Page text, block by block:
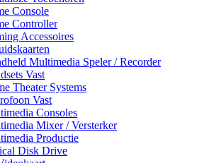
Console
Controller
Accessoires
Multimedia Speler / Recorder
Vast
Theater Systems
Vast
Consoles
Mixer / Versterker
Productie
Disk Drive